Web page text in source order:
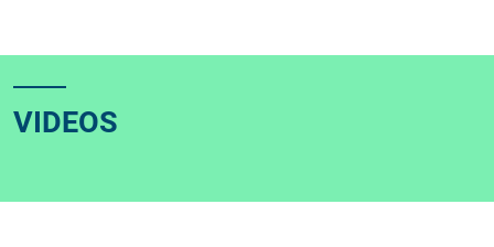
Teckbotenpokal Galerien
VIDEOS